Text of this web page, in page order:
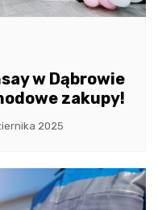
w Dąbrowie
zakupy!
2025